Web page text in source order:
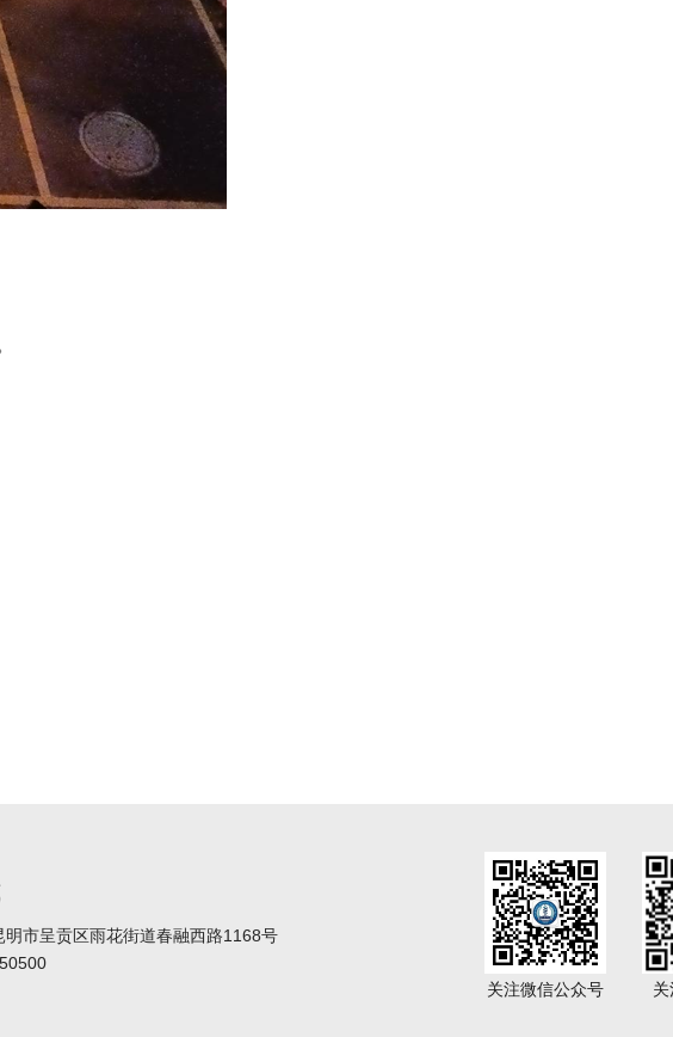
明市呈贡区雨花街道春融西路1168号
关注微信公众号